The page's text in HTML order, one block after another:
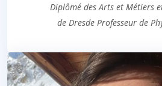
Diplômé des Arts et Métiers
de Dresde Professeur de